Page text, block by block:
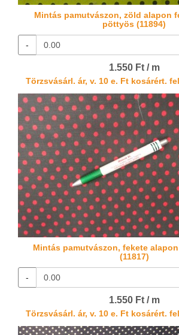
Mintás pamutvászon, zöld alapon
pöttyös (11894)
-
1.550 Ft / m
Törzsvásárl. ár, v. 10 e. Ft kosárért.
Mintás pamutvászon, fekete
(11817)
-
1.550 Ft / m
Törzsvásárl. ár, v. 10 e. Ft kosárért.